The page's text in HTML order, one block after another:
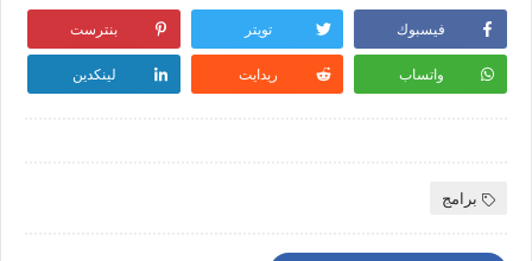
فيسبوك تويتر بنترست
واتساب ريدايت لينكدين
برامج